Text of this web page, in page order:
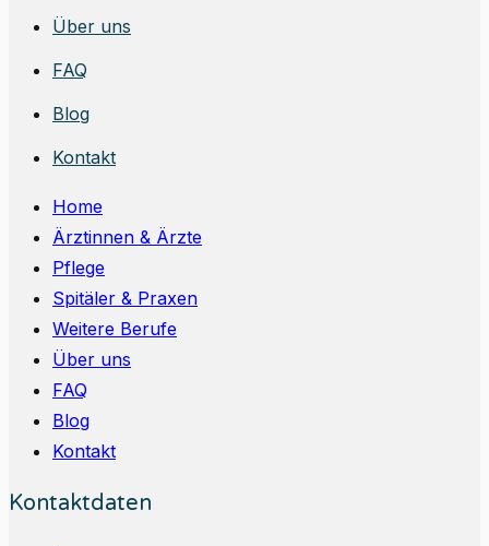
Über uns
FAQ
Blog
Kontakt
Home
Ärztinnen & Ärzte
Pflege
Spitäler & Praxen
Weitere Berufe
Über uns
FAQ
Blog
Kontakt
Kontaktdaten